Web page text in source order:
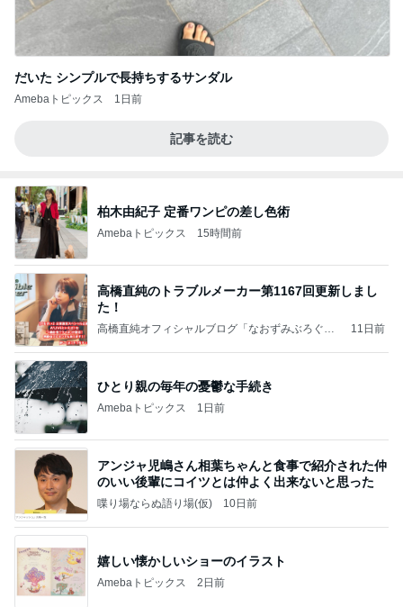
だいた シンプルで長持ちするサンダル
Amebaトピックス 1日前
記事を読む
柏木由紀子 定番ワンピの差し色術
Amebaトピックス 15時間前
高橋直純のトラブルメーカー第1167回更新しまし
た！
高橋直純オフィシャルブログ「なおずみぶろぐ」
11日前
ひとり親の毎年の憂鬱な手続き
Amebaトピックス 1日前
アンジャ児嶋さん相葉ちゃんと食事で紹介された仲
のいい後輩にコイツとは仲よく出来ないと思った
喋り場ならぬ語り場(仮) 10日前
嬉しい懐かしいショーのイラスト
Amebaトピックス 2日前